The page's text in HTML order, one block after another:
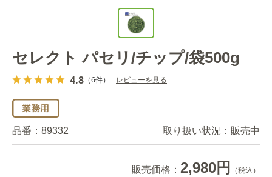
セレクト パセリ/チップ/袋500g
4.8 （6件） レビューを見る
品番： 89332 取り扱い状況： 販売中
販売価格： 2,980円 （税込）